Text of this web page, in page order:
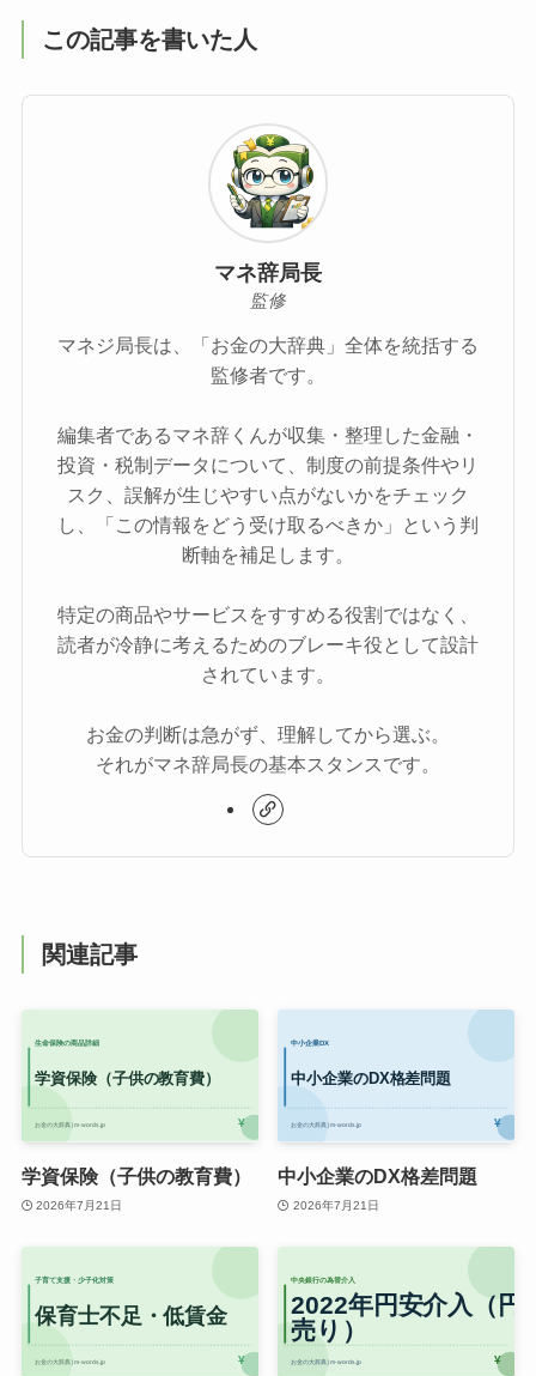
この記事を書いた人
マネ辞局長
監修
マネジ局長は、「お金の大辞典」全体を統括する
監修者です。
編集者であるマネ辞くんが収集・整理した金融・
投資・税制データについて、制度の前提条件やリ
スク、誤解が生じやすい点がないかをチェック
し、「この情報をどう受け取るべきか」という判
断軸を補足します。
特定の商品やサービスをすすめる役割ではなく、
読者が冷静に考えるためのブレーキ役として設計
されています。
お金の判断は急がず、理解してから選ぶ。
それがマネ辞局長の基本スタンスです。
関連記事
学資保険（子供の教育費）
2026年7月21日
中小企業のDX格差問題
2026年7月21日